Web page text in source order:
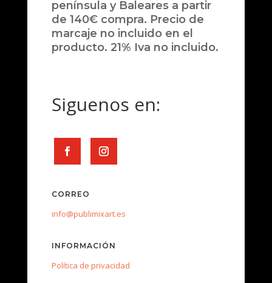
península y Baleares a partir
de 140€ compra. Precio de
marcaje no incluido en el
producto. 21% Iva no incluido.
Siguenos en:
CORREO
info@publimixart.es
INFORMACIÓN
Política de privacidad